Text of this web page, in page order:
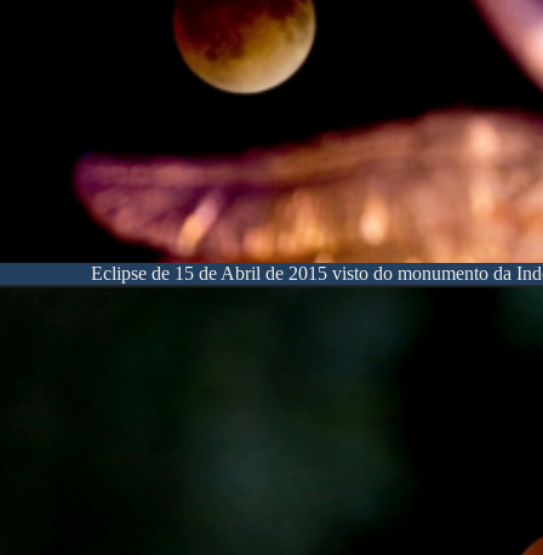
Eclipse de 15 de Abril de 2015 visto do monumento da